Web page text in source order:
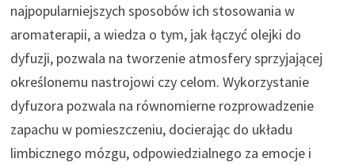
najpopularniejszych sposobów ich stosowania w
aromaterapii, a wiedza o tym, jak łączyć olejki do
dyfuzji, pozwala na tworzenie atmosfery sprzyjającej
określonemu nastrojowi czy celom. Wykorzystanie
dyfuzora pozwala na równomierne rozprowadzenie
zapachu w pomieszczeniu, docierając do układu
limbicznego mózgu, odpowiedzialnego za emocje i